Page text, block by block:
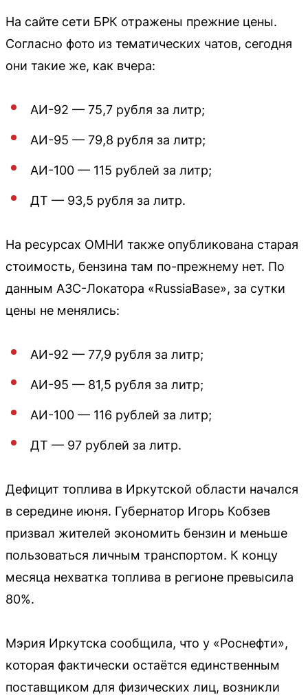
На сайте сети БРК отражены прежние цены.
Согласно фото из тематических чатов, сегодня
они такие же, как вчера:
АИ-92 — 75,7 рубля за литр;
АИ-95 — 79,8 рубля за литр;
АИ-100 — 115 рублей за литр;
ДТ — 93,5 рубля за литр.
На ресурсах ОМНИ также опубликована старая
стоимость, бензина там по-прежнему нет. По
данным АЗС-Локатора «RussiaBase», за сутки
цены не менялись:
АИ-92 — 77,9 рубля за литр;
АИ-95 — 81,5 рубля за литр;
АИ-100 — 116 рублей за литр;
ДТ — 97 рублей за литр.
Дефицит топлива в Иркутской области начался
в середине июня. Губернатор Игорь Кобзев
призвал жителей экономить бензин и меньше
пользоваться личным транспортом. К концу
месяца нехватка топлива в регионе превысила
80%.
Мэрия Иркутска сообщила, что у «Роснефти»,
которая фактически остаётся единственным
поставщиком для физических лиц, возникли